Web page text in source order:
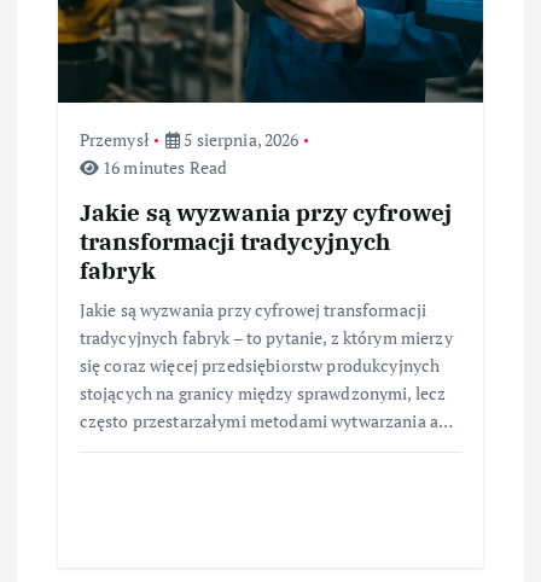
Przemysł
5 sierpnia, 2026
16 minutes Read
Jakie są wyzwania przy cyfrowej
transformacji tradycyjnych
fabryk
Jakie są wyzwania przy cyfrowej transformacji
tradycyjnych fabryk – to pytanie, z którym mierzy
się coraz więcej przedsiębiorstw produkcyjnych
stojących na granicy między sprawdzonymi, lecz
często przestarzałymi metodami wytwarzania a…